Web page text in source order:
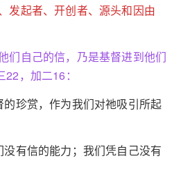
发起者、开创者、源头和因由
们自己的信，乃是基督进到他们
，加二16：
珍赏，作为我们对祂吸引所起
有信的能力；我们凭自己没有